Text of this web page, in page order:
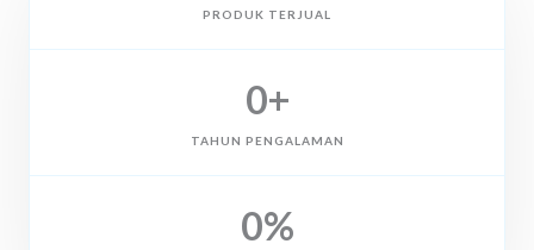
PRODUK TERJUAL
TAHUN PENGALAMAN
0+
0%